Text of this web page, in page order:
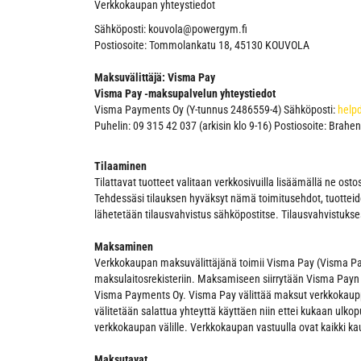
Verkkokaupan yhteystiedot
Sähköposti: kouvola@powergym.fi
Postiosoite: Tommolankatu 18, 45130 KOUVOLA
Maksuvälittäjä: Visma Pay
Visma Pay -maksupalvelun yhteystiedot
Visma Payments Oy (Y-tunnus 2486559-4) Sähköposti:
Puhelin: 09 315 42 037 (arkisin klo 9-16) Postiosoite:
Tilaaminen
Tilattavat tuotteet valitaan verkkosivuilla lisäämällä ne
Tehdessäsi tilauksen hyväksyt nämä toimitusehdot,
lähetetään tilausvahvistus sähköpostitse.
Maksaminen
Verkkokaupan maksuvälittäjänä toimii Visma Pay (Visma
maksulaitosrekisteriin. Maksamiseen siirrytään Visma
Visma Payments Oy. Visma Pay välittää maksut
välitetään salattua yhteyttä käyttäen niin ettei kukaan
verkkokaupan välille. Verkkokaupan vastuulla ovat kaikki